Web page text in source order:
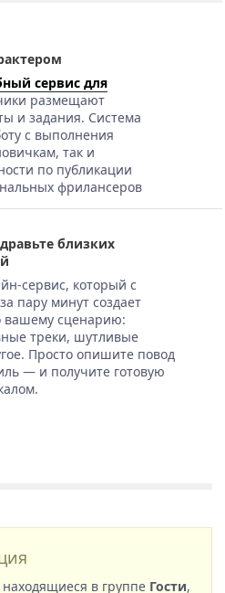
сервис для
размещают
и задания. Система
с выполнения
так и
по публикации
фрилансеров
близких
сервис, который с
пару минут создает
вашему сценарию:
треки, шутливые
Просто опишите повод
— и получите готовую
в группе Гости,